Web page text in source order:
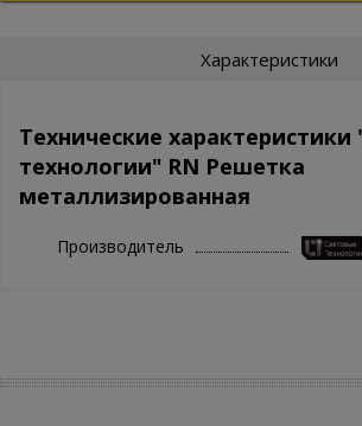
Характеристики
Технические характеристики
технологии" RN Решетка
металлизированная
Производитель